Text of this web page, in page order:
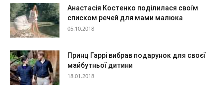
Анастасія Костенко поділилася своїм
списком речей для мами малюка
05.10.2018
Принц Гаррі вибрав подарунок для своєї
майбутньої дитини
18.01.2018